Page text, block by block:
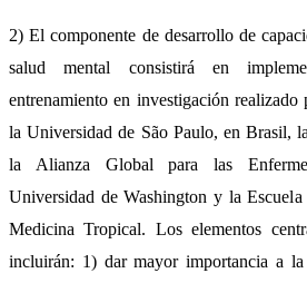
2) El componente de desarrollo de
salud mental consistirá en
entrenamiento en investigación
la Universidad de São Paulo, en Brasil,
la Alianza Global para las
Universidad de Washington y la
Medicina Tropical. Los elementos
incluirán: 1) dar mayor importancia a